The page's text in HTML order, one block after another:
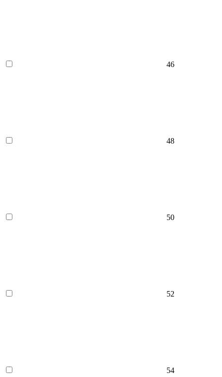
46
48
50
52
54